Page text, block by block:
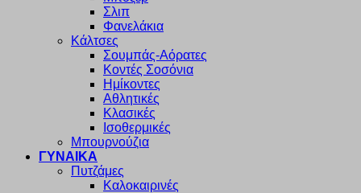
Σλιπ
Φανελάκια
Κάλτσες
Σουμπάς-Αόρατες
Κοντές Σοσόνια
Ημίκοντες
Αθλητικές
Κλασικές
Ισοθερμικές
Μπουρνούζια
ΓΥΝΑΙΚΑ
Πυτζάμες
Καλοκαιρινές